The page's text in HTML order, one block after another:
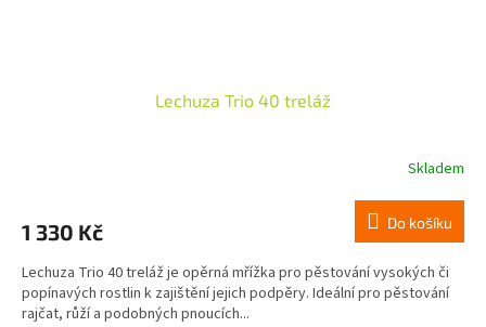
Lechuza Trio 40 treláž
Skladem
1 330 Kč Do košíku
Lechuza Trio 40 treláž je opěrná mřížka pro pěstování vysokých či
popínavých rostlin k zajištění jejich podpěry. Ideální pro pěstování
rajčat, růží a podobných pnoucích...